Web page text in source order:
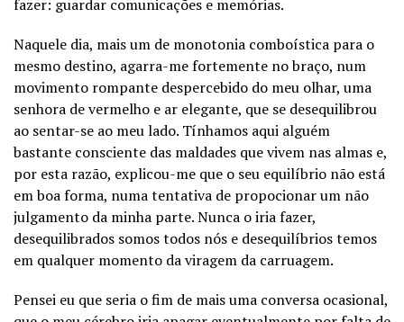
fazer: guardar comunicações e memórias.
Naquele dia, mais um de monotonia comboística para o
mesmo destino, agarra-me fortemente no braço, num
movimento rompante despercebido do meu olhar, uma
senhora de vermelho e ar elegante, que se desequilibrou
ao sentar-se ao meu lado. Tínhamos aqui alguém
bastante consciente das maldades que vivem nas almas e,
por esta razão, explicou-me que o seu equilíbrio não está
em boa forma, numa tentativa de propocionar um não
julgamento da minha parte. Nunca o iria fazer,
desequilibrados somos todos nós e desequilíbrios temos
em qualquer momento da viragem da carruagem.
Pensei eu que seria o fim de mais uma conversa ocasional,